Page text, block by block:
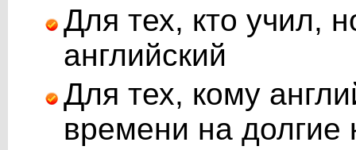
Для тех, кто учил,
английский
Для тех, кому
времени на долгие